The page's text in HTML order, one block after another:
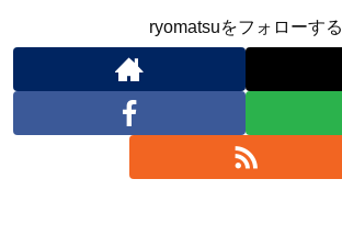
ryomatsuをフォローする